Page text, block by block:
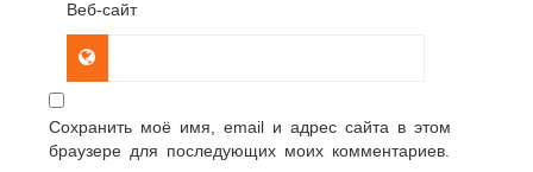
Веб-сайт
Сохранить моё имя, email и адрес сайта в этом
браузере для последующих моих комментариев.